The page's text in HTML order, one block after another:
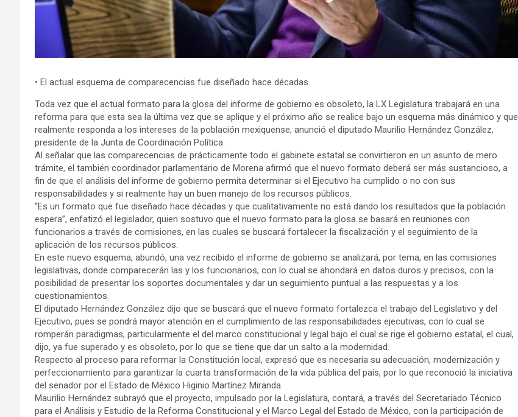
• El actual esquema de comparecencias fue diseñado hace décadas.
Toda vez que el actual formato para la glosa del informe de gobierno es obsoleto, la LX Legislatura trabajará en una
reforma para que esta sea la última vez que se aplique y el próximo año se realice bajo un esquema más dinámico y que
realmente responda a los intereses de la población mexiquense, anunció el diputado Maurilio Hernández González,
presidente de la Junta de Coordinación Política.
Al señalar que las comparecencias de prácticamente todo el gabinete estatal se convirtieron en un asunto de mero
trámite, el también coordinador parlamentario de Morena afirmó que el nuevo formato deberá ser más sustancioso, a
fin de que el análisis del informe de gobierno permita determinar si el Ejecutivo ha cumplido o no con sus
responsabilidades y si realmente hay un buen manejo de los recursos públicos.
“Es un formato que fue diseñado hace décadas y que cualitativamente no está dando los resultados que la población
espera”, enfatizó el legislador, quien sostuvo que el nuevo formato para la glosa se basará en reuniones con
funcionarios a través de comisiones, en las cuales se buscará fortalecer la fiscalización y el seguimiento de la
aplicación de los recursos públicos.
En este nuevo esquema, abundó, una vez recibido el informe de gobierno se analizará, por tema, en las comisiones
legislativas, donde comparecerán las y los funcionarios, con lo cual se ahondará en datos duros y precisos, con la
posibilidad de presentar los soportes documentales y dar un seguimiento puntual a las respuestas y a los
cuestionamientos.
El diputado Hernández González dijo que se buscará que el nuevo formato fortalezca el trabajo del Legislativo y del
Ejecutivo, pues se pondrá mayor atención en el cumplimiento de las responsabilidades ejecutivas, con lo cual se
romperán paradigmas, particularmente el del marco constitucional y legal bajo el cual se rige el gobierno estatal, el cual,
dijo, ya fue superado y es obsoleto, por lo que se tiene que dar un salto a la modernidad.
Respecto al proceso para reformar la Constitución local, expresó que es necesaria su adecuación, modernización y
perfeccionamiento para garantizar la cuarta transformación de la vida pública del país, por lo que reconoció la iniciativa
del senador por el Estado de México Higinio Martínez Miranda.
Maurilio Hernández subrayó que el proyecto, impulsado por la Legislatura, contará, a través del Secretariado Técnico
para el Análisis y Estudio de la Reforma Constitucional y el Marco Legal del Estado de México, con la participación de